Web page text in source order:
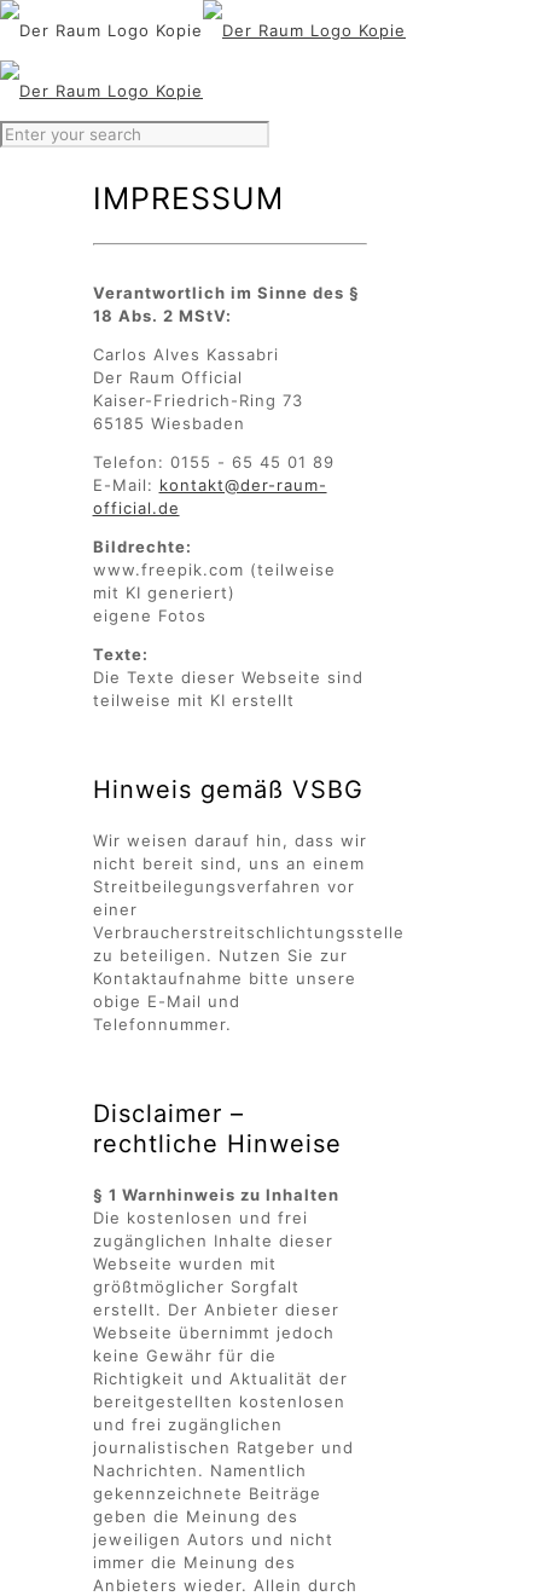
IMPRESSUM
Verantwortlich im Sinne des §
18 Abs. 2 MStV:
Carlos Alves Kassabri
Der Raum Official
Kaiser-Friedrich-Ring 73
65185 Wiesbaden
Telefon: 0155 - 65 45 01 89
E-Mail: kontakt@der-raum-
official.de
Bildrechte:
www.freepik.com (teilweise
mit KI generiert)
eigene Fotos
Texte:
Die Texte dieser Webseite sind
teilweise mit KI erstellt
Hinweis gemäß VSBG
Wir weisen darauf hin, dass wir
nicht bereit sind, uns an einem
Streitbeilegungsverfahren vor
einer
Verbraucherstreitschlichtungsstelle
zu beteiligen. Nutzen Sie zur
Kontaktaufnahme bitte unsere
obige E-Mail und
Telefonnummer.
Disclaimer –
rechtliche Hinweise
§ 1 Warnhinweis zu Inhalten
Die kostenlosen und frei
zugänglichen Inhalte dieser
Webseite wurden mit
größtmöglicher Sorgfalt
erstellt. Der Anbieter dieser
Webseite übernimmt jedoch
keine Gewähr für die
Richtigkeit und Aktualität der
bereitgestellten kostenlosen
und frei zugänglichen
journalistischen Ratgeber und
Nachrichten. Namentlich
gekennzeichnete Beiträge
geben die Meinung des
jeweiligen Autors und nicht
immer die Meinung des
Anbieters wieder. Allein durch